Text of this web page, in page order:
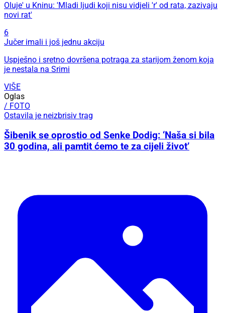
Oluje' u Kninu: 'Mladi ljudi koji nisu vidjeli 'r' od rata, zazivaju
novi rat'
6
Jučer imali i još jednu akciju
Uspješno i sretno dovršena potraga za starijom ženom koja
je nestala na Srimi
VIŠE
Oglas
/ FOTO
Ostavila je neizbrisiv trag
Šibenik se oprostio od Senke Dodig: ‘Naša si bila
30 godina, ali pamtit ćemo te za cijeli život’